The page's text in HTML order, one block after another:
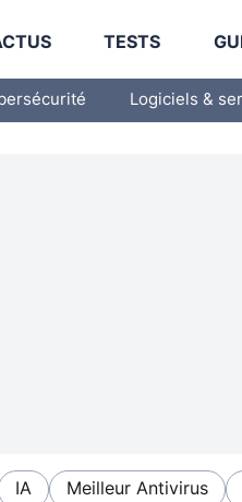
TESTS
Logiciels &
IA Meilleur Antivirus